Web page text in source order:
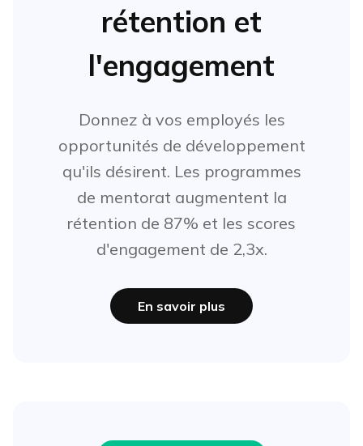
rétention et
l'engagement
Donnez à vos employés les
opportunités de développement
qu'ils désirent. Les programmes
de mentorat augmentent la
rétention de 87% et les scores
d'engagement de 2,3x.
En savoir plus